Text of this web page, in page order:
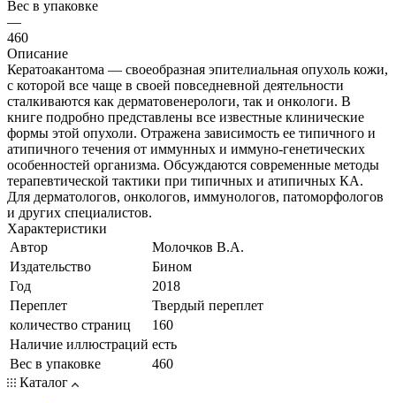
Вес в упаковке
—
460
Описание
Кератоакантома — своеобразная эпителиальная опухоль кожи,
с которой все чаще в своей повседневной деятельности
сталкиваются как дерматовенерологи, так и онкологи. В
книге подробно представлены все известные клинические
формы этой опухоли. Отражена зависимость ее типичного и
атипичного течения от иммунных и иммуно-генетических
особенностей организма. Обсуждаются современные методы
терапевтической тактики при типичных и атипичных КА.
Для дерматологов, онкологов, иммунологов, патоморфологов
и других специалистов.
Характеристики
Автор
Молочков В.А.
Издательство
Бином
Год
2018
Переплет
Твердый переплет
количество страниц
160
Наличие иллюстраций есть
Вес в упаковке
460
Каталог